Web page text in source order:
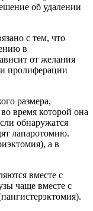
об удалении
с тем, что
в
от желания
пролиферации
размера,
время которой она
обнаружатся
лапаротомию.
а в
вместе с
чаще вместе с